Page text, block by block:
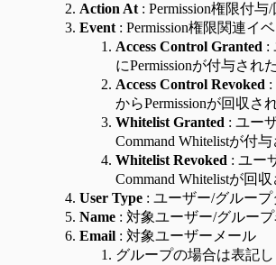
Action At : Permission権限付与
Event : Permission権限関連イ
Access Control Granted :
にPermissionが付与され
Access Control Revoked :
からPermissionが回収さ
Whitelist Granted : ユー
Command Whitelistが付
Whitelist Revoked : ユー
Command Whitelistが回
User Type : ユーザー/グルー
Name : 対象ユーザー/グループ
Email : 対象ユーザーメール
グループの場合は表記し